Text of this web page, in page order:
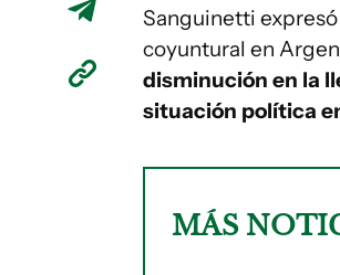
Sanguinetti
coyuntural en
disminución en la
situación política
MÁS